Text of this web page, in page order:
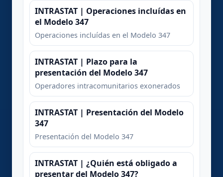
INTRASTAT | Operaciones incluídas en
el Modelo 347
Operaciones incluídas en el Modelo 347
INTRASTAT | Plazo para la
presentación del Modelo 347
Operadores intracomunitarios exonerados
INTRASTAT | Presentación del Modelo
347
Presentación del Modelo 347
INTRASTAT | ¿Quién está obligado a
presentar del Modelo 347?